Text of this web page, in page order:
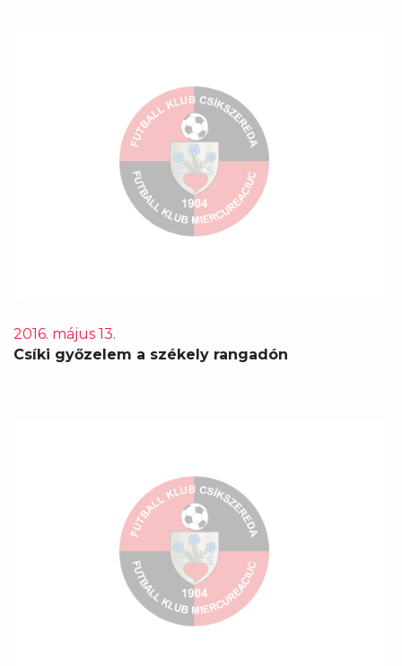
2016. május 13.
Csíki győzelem a székely rangadón